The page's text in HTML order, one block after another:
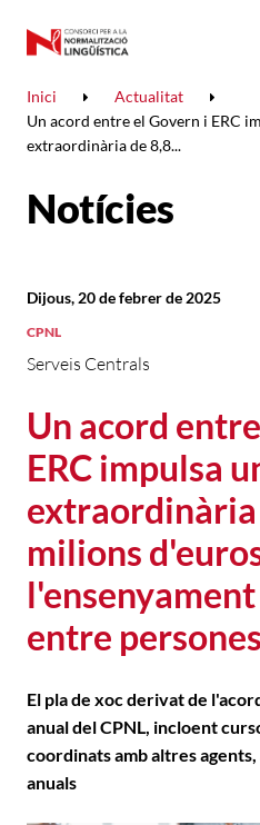
Inici
Actualitat
Un acord entre el Govern i ERC
extraordinària de 8,8...
Notícies
Un acord
ERC impulsa
extraordinària
milions
entre
Serveis Centrals
Dijous, 20 de febrer de 2025
CPNL
El pla de xoc derivat de
anual del CPNL, incloent
coordinats amb altres
anuals